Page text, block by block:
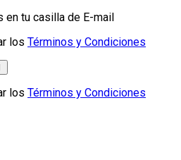
en tu casilla de E-mail
los Términos y Condiciones
los Términos y Condiciones